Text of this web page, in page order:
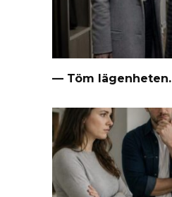
— Töm lägenheten.